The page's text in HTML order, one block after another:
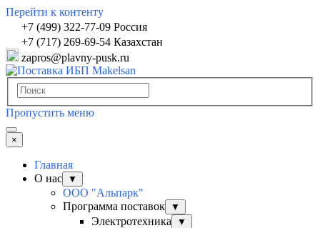
Перейти к контенту
+7 (499) 322-77-09 Россия
+7 (717) 269-69-54 Казахстан
zapros@plavny-pusk.ru
Пропустить меню
×
Главная
О нас
▼
ООО "Альпарк"
Программа поставок
▼
Электротехника ▼